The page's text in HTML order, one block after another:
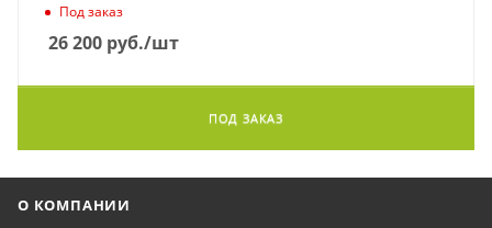
Под заказ
26 200 руб./шт
ПОД ЗАКАЗ
О КОМПАНИИ